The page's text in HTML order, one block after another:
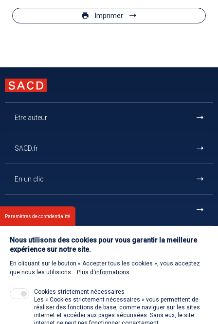
Imprimer
Etre auteur
SACD.fr
En un clic
Contact
Retour à l'accueil
Venir à la SACD
Paramètres de confidentialité
Nous utilisons des cookies pour vous garantir la meilleure
expérience sur notre site.
En cliquant sur le bouton « Accepter tous les cookies », vous acceptez
que nous les utilisions.
Plus d'informations
Cookies strictement nécessaires
Les « Cookies strictement nécessaires » vous permettent de
réaliser des fonctions de base, comme naviguer sur les sites
internet et accéder aux pages sécurisées. Sans eux, le site